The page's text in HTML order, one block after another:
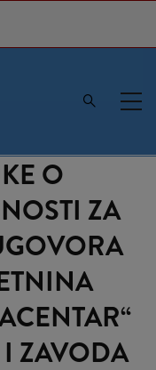
O
ZA
ZAVODA